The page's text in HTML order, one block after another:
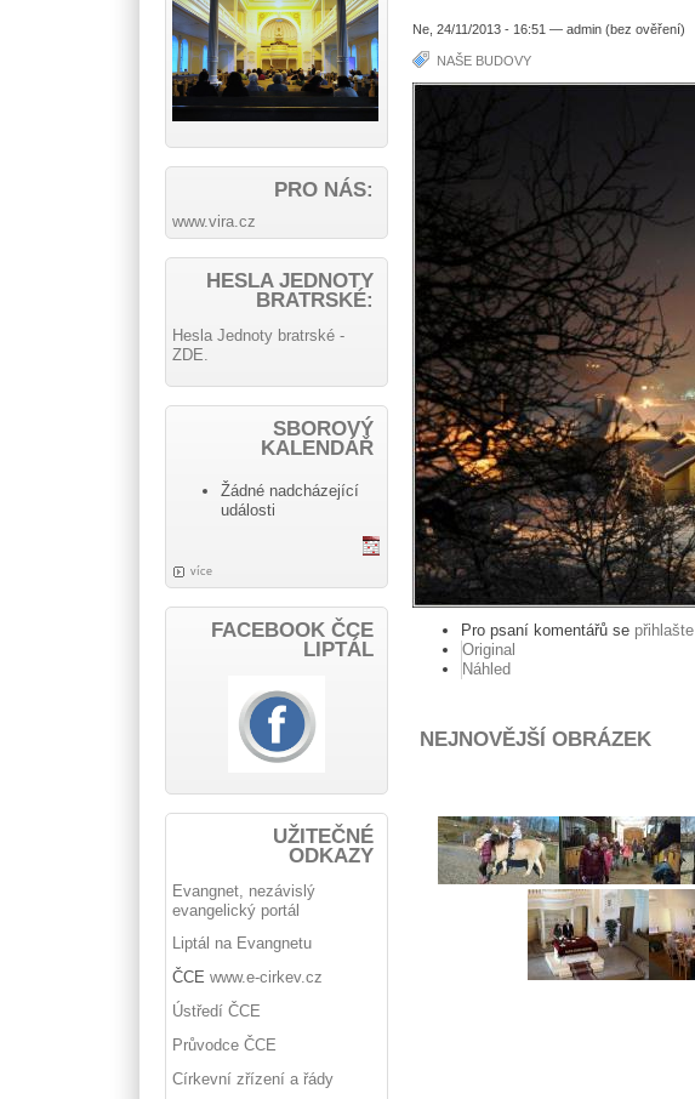
Ne, 24/11/2013 - 16:51 — admin (bez ověření)
NAŠE BUDOVY
Pro psaní komentářů se přihlašte
Original
Náhled
NEJNOVĚJŠÍ OBRÁZEK
PRO NÁS:
www.vira.cz
HESLA JEDNOTY
BRATRSKÉ:
Hesla Jednoty bratrské -
ZDE.
SBOROVÝ
KALENDÁŘ
Žádné nadcházející
události
více
FACEBOOK ČCE
LIPTÁL
UŽITEČNÉ
ODKAZY
Evangnet, nezávislý
evangelický portál
Liptál na Evangnetu
ČCEwww.e-cirkev.cz
Ústředí ČCE
Průvodce ČCE
Církevní zřízení a řády